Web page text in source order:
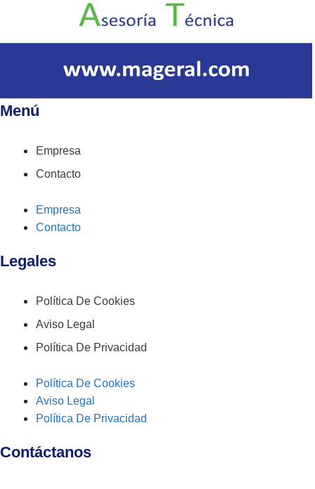
Menú
Empresa
Contacto
Empresa
Contacto
Legales
Política De Cookies
Aviso Legal
Política De Privacidad
Política De Cookies
Aviso Legal
Política De Privacidad
Contáctanos